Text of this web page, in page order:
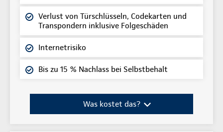
Verlust von Türschlüsseln, Codekarten und
Transpondern inklusive Folgeschäden
Internetrisiko
Bis zu 15 % Nachlass bei Selbstbehalt
Was kostet das?